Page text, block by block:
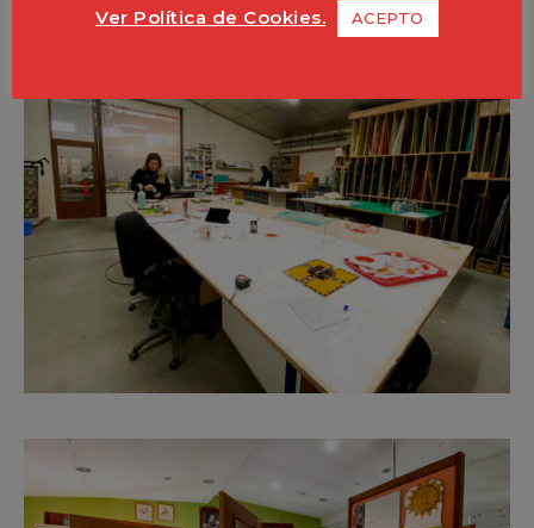
Ver Política de Cookies.
ACEPTO